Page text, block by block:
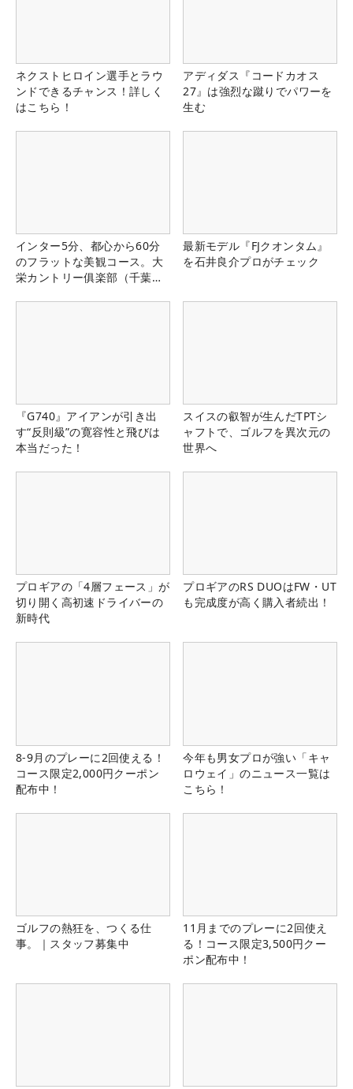
ネクストヒロイン選手とラウ
ンドできるチャンス！詳しく
はこちら！
アディダス『コードカオス
27』は強烈な蹴りでパワーを
生む
インター5分、都心から60分
のフラットな美観コース。大
栄カントリー俱楽部（千葉
最新モデル『FJクオンタム』
を石井良介プロがチェック
『G740』アイアンが引き出
す“反則級”の寛容性と飛びは
本当だった！
スイスの叡智が生んだTPTシ
ャフトで、ゴルフを異次元の
世界へ
プロギアの「4層フェース」が
切り開く高初速ドライバーの
新時代
プロギアのRS DUOはFW・UT
も完成度が高く購入者続出！
8-9月のプレーに2回使える！
コース限定2,000円クーポン
配布中！
今年も男女プロが強い「キャ
ロウェイ」のニュース一覧は
こちら！
ゴルフの熱狂を、つくる仕
事。｜スタッフ募集中
11月までのプレーに2回使え
る！コース限定3,500円クー
ポン配布中！